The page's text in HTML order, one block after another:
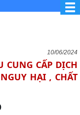
10/06/2024
CUNG CẤP DỊCH
HẠI , CHẤT